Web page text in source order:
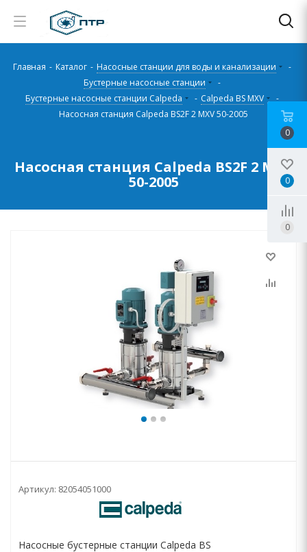
Главная - Каталог - Насосные станции для воды и канализации
-
Бустерные насосные станции
-
Бустерные насосные станции Calpeda
- Calpeda BS MXV
-
Насосная станция Calpeda BS2F 2 MXV 50-2005
Насосная станция Calpeda BS2F 2 MXV
50-2005
Артикул: 82054051000
Насосные бустерные станции Calpeda BS
0
0
0